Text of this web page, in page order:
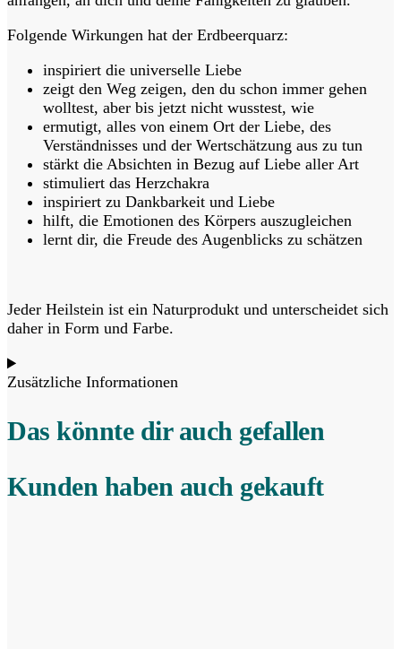
Folgende Wirkungen hat der Erdbeerquarz:
inspiriert die universelle Liebe
zeigt den Weg zeigen, den du schon immer gehen
wolltest, aber bis jetzt nicht wusstest, wie
ermutigt, alles von einem Ort der Liebe, des
Verständnisses und der Wertschätzung aus zu tun
stärkt die Absichten in Bezug auf Liebe aller Art
stimuliert das Herzchakra
inspiriert zu Dankbarkeit und Liebe
hilft, die Emotionen des Körpers auszugleichen
lernt dir, die Freude des Augenblicks zu schätzen
Jeder Heilstein ist ein Naturprodukt und unterscheidet sich
daher in Form und Farbe.
Zusätzliche Informationen
Das könnte dir auch gefallen
Kunden haben auch gekauft